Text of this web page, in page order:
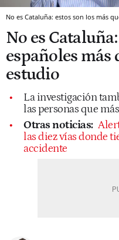
No es Cataluña: estos son los más
No es
españoles más
estudio
La investigación
las personas que
Otras noticias:
las diez vías donde
accidente